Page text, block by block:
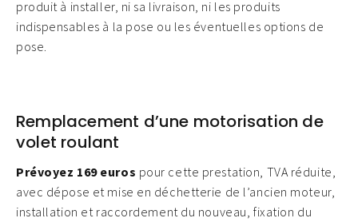
produit à installer, ni sa livraison, ni les produits
indispensables à la pose ou les éventuelles options de
pose.
Remplacement d’une motorisation de
volet roulant
Prévoyez 169 euros pour cette prestation, TVA réduite,
avec dépose et mise en déchetterie de l’ancien moteur,
installation et raccordement du nouveau, fixation du